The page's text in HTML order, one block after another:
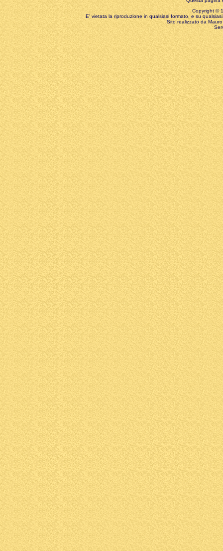
Copyright ©
E' vietata la riproduzione in qualsiasi formato, e su
Sito realizzato da